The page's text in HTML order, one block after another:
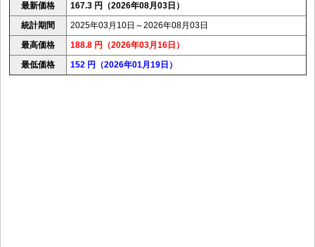
最新価格
167.3 円（2026年08月03日）
統計期間
2025年03月10日～2026年08月03日
最高価格
188.8 円（2026年03月16日）
最低価格
152 円（2026年01月19日）